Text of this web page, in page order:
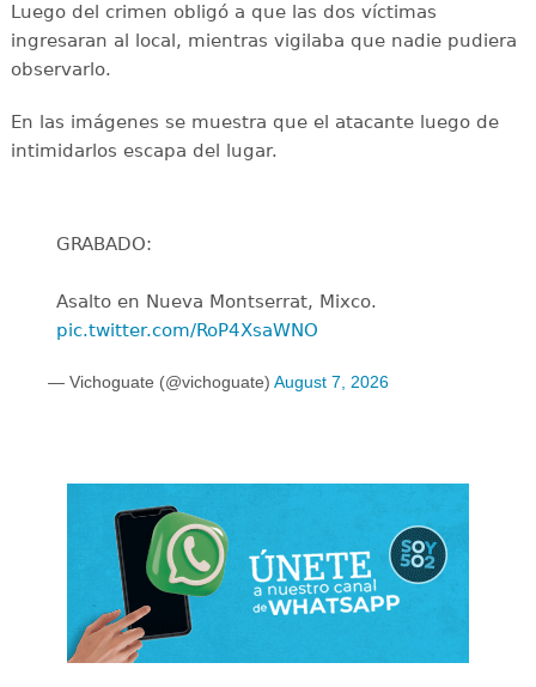
Luego del crimen obligó a que las dos víctimas
ingresaran al local, mientras vigilaba que nadie pudiera
observarlo.
En las imágenes se muestra que el atacante luego de
intimidarlos escapa del lugar.
GRABADO:
Asalto en Nueva Montserrat, Mixco.
pic.twitter.com/RoP4XsaWNO
— Vichoguate (@vichoguate) August 7, 2026